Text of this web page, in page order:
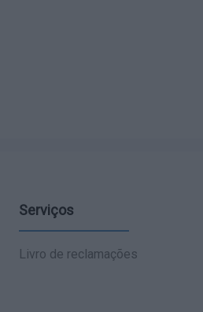
Serviços
Livro de reclamações